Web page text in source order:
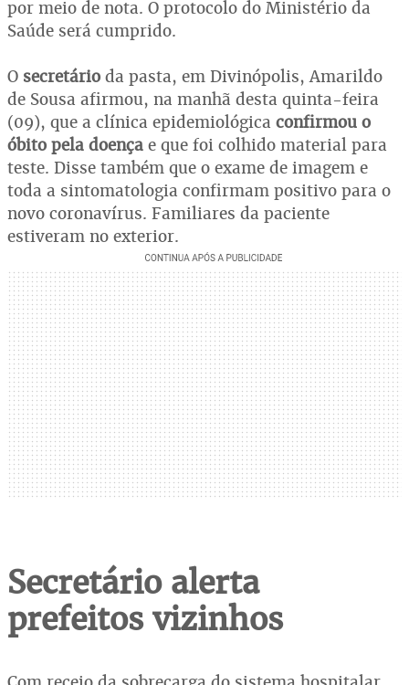
por meio de nota. O protocolo do Ministério da
Saúde será cumprido.
O secretário da pasta, em Divinópolis, Amarildo
de Sousa afirmou, na manhã desta quinta-feira
(09), que a clínica epidemiológica confirmou o
óbito pela doença e que foi colhido material para
teste. Disse também que o exame de imagem e
toda a sintomatologia confirmam positivo para o
novo coronavírus. Familiares da paciente
estiveram no exterior.
Secretário alerta
prefeitos vizinhos